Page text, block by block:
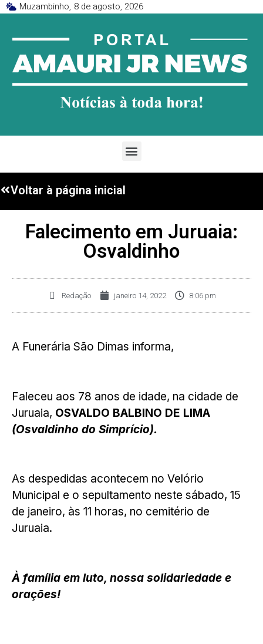
Muzambinho, 8 de agosto, 2026
Voltar à página inicial
Falecimento em Juruaia:
Osvaldinho
Redação janeiro 14, 2022 8:06 pm
A Funerária São Dimas informa,
Faleceu aos 78 anos de idade, na cidade de
Juruaia, OSVALDO BALBINO DE LIMA
(Osvaldinho do Simprício).
As despedidas acontecem no Velório
Municipal e o sepultamento neste sábado, 15
de janeiro, às 11 horas, no cemitério de
Juruaia.
À família em luto, nossa solidariedade e
orações!